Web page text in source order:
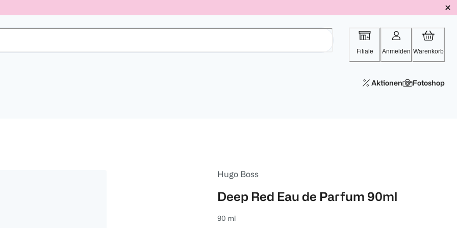
Filiale Anmelden Warenkorb
Aktionen Fotoshop
Hugo Boss
Deep Red Eau de Parfum 90ml
90 ml